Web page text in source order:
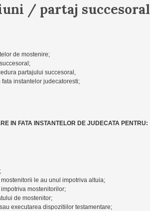
/ partaj succesoral
de mostenire;
partajului succesoral,
instantelor judecatoresti;
IN FATA INSTANTELOR DE JUDECATA PENTRU:
le au unul impotriva altuia;
mostenitorilor;
de mostenitor;
executarea dispozitiilor testamentare;